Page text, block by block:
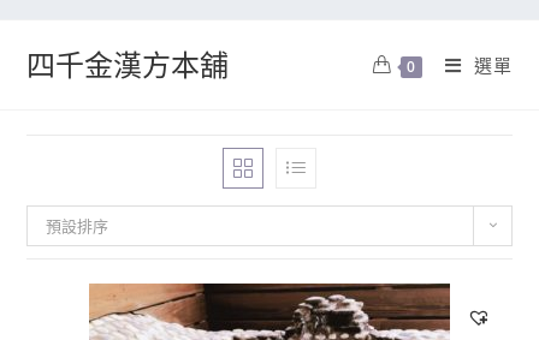
四千金漢方本舖 0 選單
預設排序